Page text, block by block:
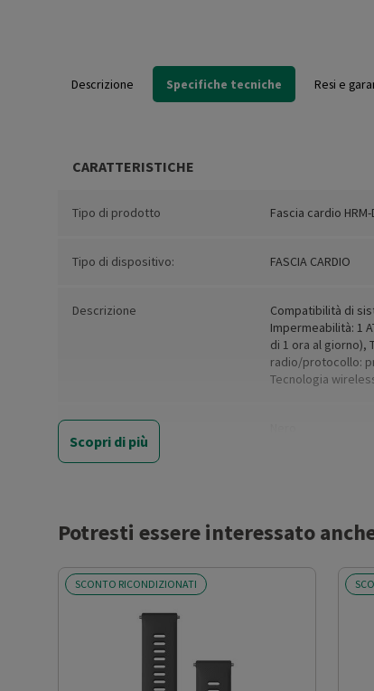
Descrizione Specifiche tecniche Resi e
CARATTERISTICHE
Tipo di prodotto Fascia cardio HRM-
Tipo di dispositivo: FASCIA CARDIO
Descrizione
Compatibilità di
Impermeabilità: 1
di 1 ora al giorno),
radio/protocollo:
Tecnologia
Misura del cinturino: Lunghezza fascia:
Bluetooth
Tipo di batteria:
Peso netto del prodotto (kg)
Scopri di più
Potresti essere interessato
SCONTO RICONDIZIONATI